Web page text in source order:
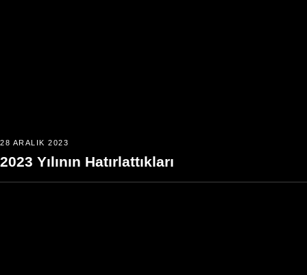
28 ARALIK 2023
2023 Yılının Hatırlattıkları